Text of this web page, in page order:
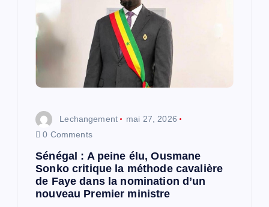
Lechangement
mai 27, 2026
0 Comments
Sénégal : A peine élu, Ousmane
Sonko critique la méthode cavalière
de Faye dans la nomination d’un
nouveau Premier ministre